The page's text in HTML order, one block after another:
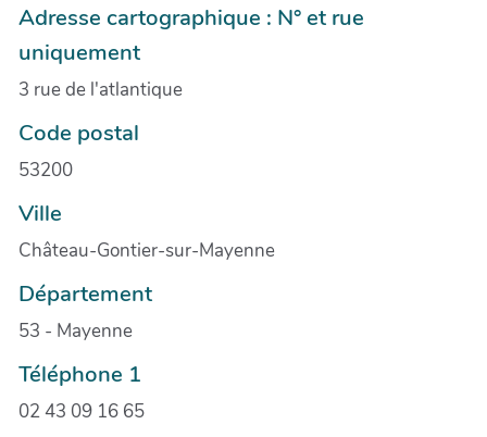
Adresse cartographique : N° et rue
uniquement
3 rue de l'atlantique
Code postal
53200
Ville
Château-Gontier-sur-Mayenne
Département
53 - Mayenne
Téléphone 1
02 43 09 16 65